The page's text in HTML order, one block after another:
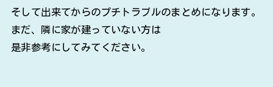
そして出来てからのプチトラブルのまとめになります。
まだ、隣に家が建っていない方は
是非参考にしてみてください。